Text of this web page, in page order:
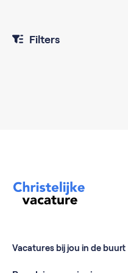
Filters
Vacatures bij jou in de buurt